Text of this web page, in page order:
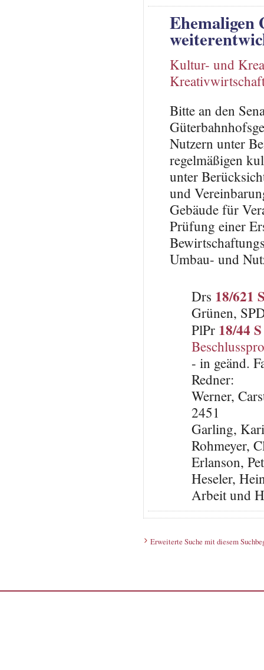
Ehemaligen
Kultur- und
Bitte an den
Nutzern unter
regelmäßigen
unter
und
Gebäude für
Prüfung einer
Umbau- und
Drs 18/621
Grünen,
PlPr 18/44 S
- in geänd.
Redner:
Werner,
2451
Garling,
Rohmeyer,
Erlanson,
Heseler,
Arbeit und
Erweiterte Suche mit diesem